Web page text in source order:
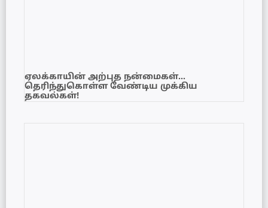
ஏலக்காயின் அற்புத நன்மைகள்…
தெரிந்துகொள்ள வேண்டிய முக்கிய
தகவல்கள்!